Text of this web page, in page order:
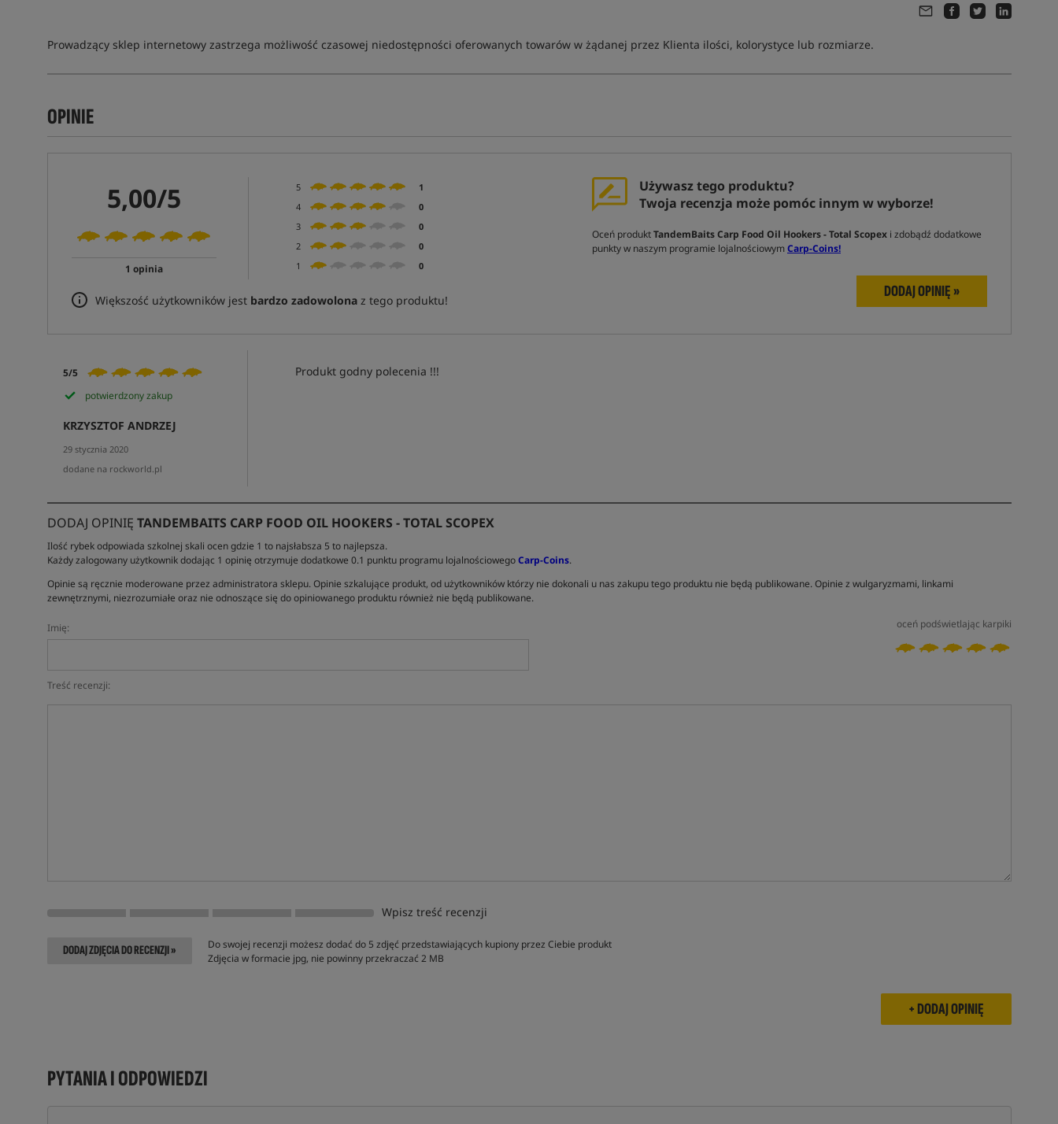
Prowadzący sklep internetowy zastrzega możliwość czasowej niedostępności oferowanych towarów w żądanej przez Klienta ilości, kolorystyce lub rozmiarze.
OPINIE
5,00/5
1 opinia
5
1
4
0
3
0
2
0
1
0
Większość użytkowników jest bardzo zadowolonaz tego produktu!
Używasz tego produktu?
Twoja recenzja może pomóc innym w wyborze!
Oceń produktTandemBaits Carp Food Oil Hookers - Total Scopex i zdobądź dodatkowe
punkty w naszym programie lojalnościowymCarp-Coins!
DODAJ OPINIĘ »
5/5
potwierdzony zakup
KRZYSZTOF ANDRZEJ
29 stycznia 2020
dodane na rockworld.pl
Produkt godny polecenia !!!
DODAJ OPINIĘ TANDEMBAITS CARP FOOD OIL HOOKERS - TOTAL SCOPEX
Ilość rybek odpowiada szkolnej skali ocen gdzie 1 to najsłabsza 5 to najlepsza.
Każdy zalogowany użytkownik dodając 1 opinię otrzymuje dodatkowe 0.1 punktu programu lojalnościowegoCarp-Coins.
Opinie są ręcznie moderowane przez administratora sklepu. Opinie szkalujące produkt, od użytkowników którzy nie dokonali u nas zakupu tego produktu nie będą publikowane. Opinie z wulgaryzmami, linkami
zewnętrznymi, niezrozumiałe oraz nie odnoszące się do opiniowanego produktu również nie będą publikowane.
oceń podświetlając karpiki
Imię:
Treść recenzji:
Wpisz treść recenzji
DODAJ ZDJĘCIA DO RECENZJI »
Do swojej recenzji możesz dodać do 5 zdjęć przedstawiających kupiony przez Ciebie produkt
Zdjęcia w formacie jpg, nie powinny przekraczać 2 MB
PYTANIA I ODPOWIEDZI